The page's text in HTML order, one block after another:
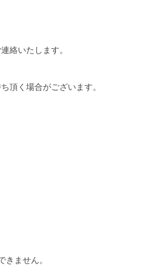
絡いたします。
頂く場合がございます。
ません。